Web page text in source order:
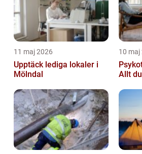
11 maj 2026
Upptäck lediga lokaler i
Mölndal
10 maj
Allt